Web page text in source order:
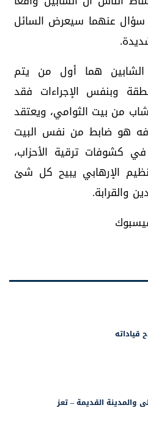
عنهما سيعرض السائل
هما أول من يتم
وبنفس الإجراءات فقد
من بيت الثوامي، ويعتقد
هو ضابط من نفس البيت
كشوفات ترقية الأحزاب،
الإرهابي يبيح كل شئ
والقرابة.
قياداته
والمدينة القديمة – تعز